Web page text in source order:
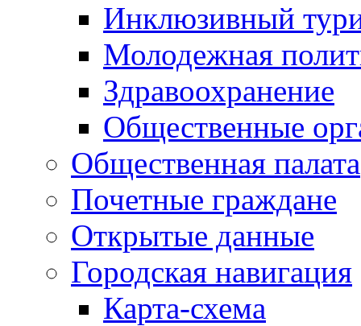
Инклюзивный
Молодежная
Здравоохранение
Общественные
Общественная палата
Почетные граждане
Открытые данные
Городская навигация
Карта-схема